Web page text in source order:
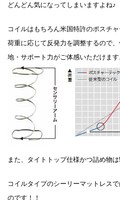
どんどん気になってしまいますよね♪
コイルはもちろん米国特許のポスチ
荷重に応じて反発力を調整するので
地・サポート力がご体感いただけます
また、タイトトップ仕様かつ詰め物は
コイルタイプのシーリーマットレス
のです！！